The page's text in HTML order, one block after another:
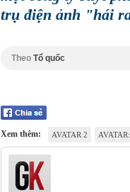
trụ điện ảnh "hái
Theo Tổ quốc
Xem thêm: AVATAR 2